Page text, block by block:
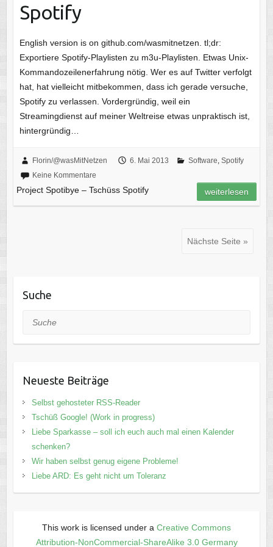
Spotify
English version is on github.com/wasmitnetzen. tl;dr:
Exportiere Spotify-Playlisten zu m3u-Playlisten. Etwas Unix-
Kommandozeilenerfahrung nötig. Wer es auf Twitter verfolgt
hat, hat vielleicht mitbekommen, dass ich gerade versuche,
Spotify zu verlassen. Vordergründig, weil ein
Streamingdienst auf meiner Weltreise etwas unpraktisch ist,
hintergründig…
Florin/@wasMitNetzen 6. Mai 2013 Software Spotify
Keine Kommentare
Project Spotibye – Tschüss Spotify weiterlesen
Nächste Seite »
Suche
Suche
Neueste Beiträge
Selbst gehosteter RSS-Reader
Tschüß Google! (Work in progress)
Liebe Sparkasse – soll ich euch auch mal einen Kalender
schenken?
Wir haben selbst genug eigene Probleme!
Liebe ARD: Es geht nicht um Toleranz
This work is licensed under a Creative Commons
Attribution-NonCommercial-ShareAlike 3.0 Germany